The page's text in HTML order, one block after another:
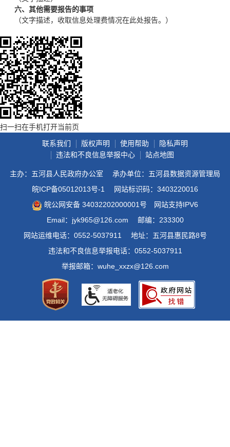
六、其他需要报告的事项
（文字描述，收取信息处理费情况在此处报告。）
扫一扫在手机打开当前页
联系我们
版权声明 使用帮助
隐私声明
违法和不良信息举报中心
站点地图
主办：五河县人民政府办公室
承办单位：五河县数据资源管理局
皖ICP备05012013号-1
网站标识码：3403220016
皖公网安备 34032202000001号
网站支持IPV6
Email：jyk965@126.com
邮编：233300
网站运维电话：0552-5037911
地址：五河县惠民路8号
违法和不良信息举报电话：0552-5037911
举报邮箱：wuhe_xxzx@126.com